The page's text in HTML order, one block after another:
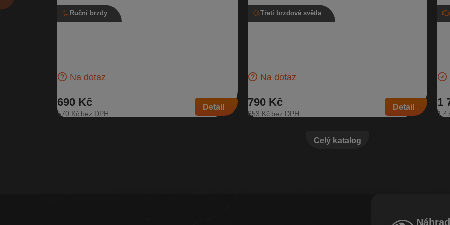
Ruční brzdy
Na dotaz
690 Kč
570 Kč
Detail
Třetí brzdová světla
Na dotaz
790 Kč
653 Kč
Detail 1
1
Celý katalog